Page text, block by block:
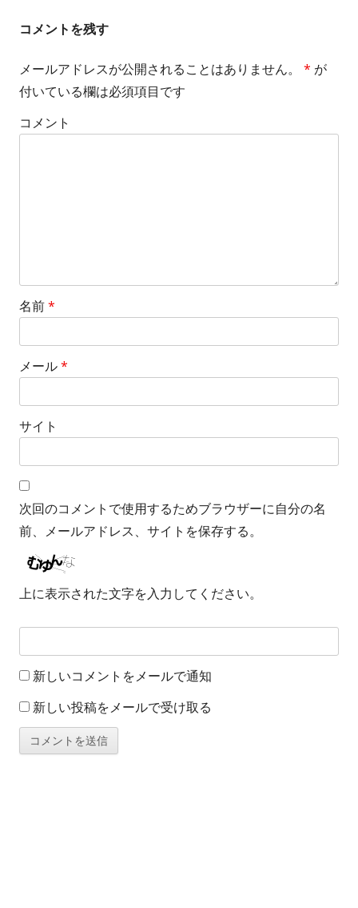
ビ
ゲ
ー
シ
コメントを残す
メールアドレスが公開されることはありません。 * が
付いている欄は必須項目です
コメント
名前*
メール*
サイト
次回のコメントで使用するためブラウザーに自分の名
前、メールアドレス、サイトを保存する。
上に表示された文字を入力してください。
新しいコメントをメールで通知
新しい投稿をメールで受け取る